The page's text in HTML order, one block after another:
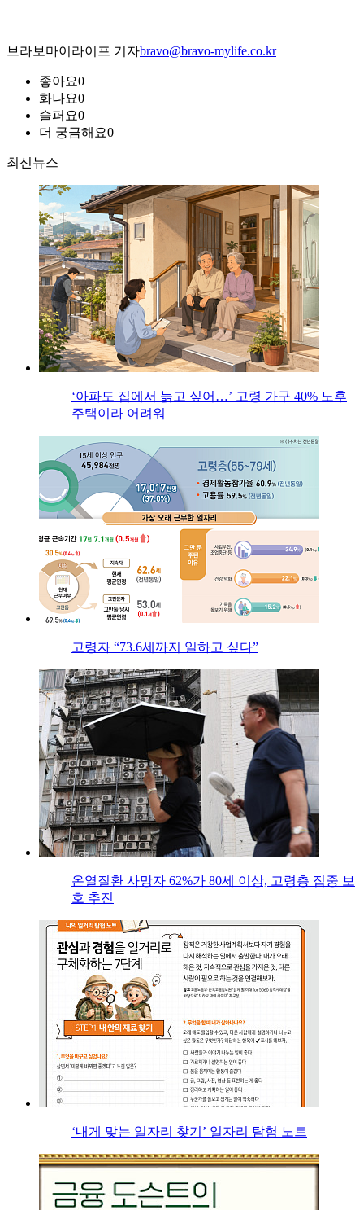
브라보마이라이프 기자bravo@bravo-mylife.co.kr
좋아요0
화나요0
슬퍼요0
더 궁금해요0
최신뉴스
‘아파도 집에서 늙고 싶어…’ 고령 가구 40% 노후
주택이라 어려워
고령자 “73.6세까지 일하고 싶다”
온열질환 사망자 62%가 80세 이상, 고령층 집중 보
호 추진
‘내게 맞는 일자리 찾기’ 일자리 탐험 노트